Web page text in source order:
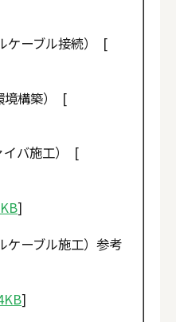
ケーブル接続） [
境構築） [
イバ施工） [
]
ケーブル施工）参考
]